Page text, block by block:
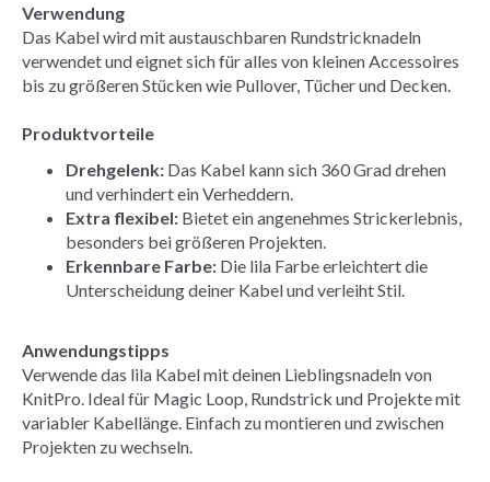
Verwendung
Das Kabel wird mit austauschbaren Rundstricknadeln
verwendet und eignet sich für alles von kleinen Accessoires
bis zu größeren Stücken wie Pullover, Tücher und Decken.
Produktvorteile
Drehgelenk: Das Kabel kann sich 360 Grad drehen
und verhindert ein Verheddern.
Extra flexibel: Bietet ein angenehmes Strickerlebnis,
besonders bei größeren Projekten.
Erkennbare Farbe: Die lila Farbe erleichtert die
Unterscheidung deiner Kabel und verleiht Stil.
Anwendungstipps
Verwende das lila Kabel mit deinen Lieblingsnadeln von
KnitPro. Ideal für Magic Loop, Rundstrick und Projekte mit
variabler Kabellänge. Einfach zu montieren und zwischen
Projekten zu wechseln.